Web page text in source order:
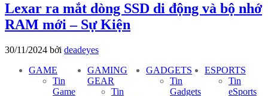
Lexar ra mắt dòng SSD di động và bộ nhớ
RAM mới – Sự Kiện
30/11/2024 bởi deadeyes
GAME
Tin
Game
GAMING
GEAR
Tin
GADGETS
Tin
Gadgets
ESPORTS
Tin
eSports